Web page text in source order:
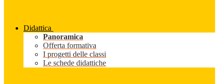
Didattica
Panoramica
Offerta formativa
I progetti delle classi
Le schede didattiche